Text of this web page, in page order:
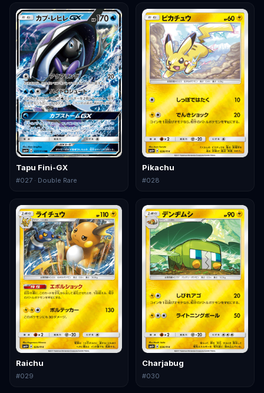
Tapu Fini-GX
#027 · Double Rare
Pikachu
#028
Raichu
#029
Charjabug
#030